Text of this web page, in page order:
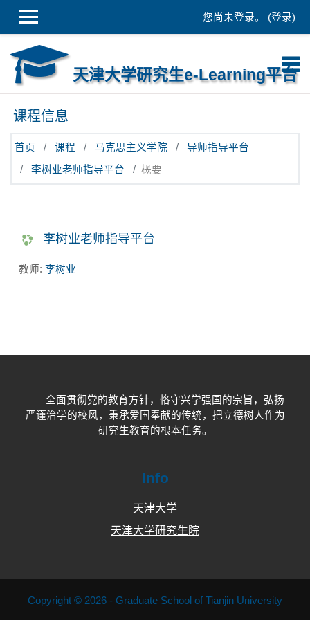
您尚未登录。 (登录)
天津大学研究生e-Learning平台
课程信息
首页 课程 马克思主义学院
导师指导平台
李树业老师指导平台
概要
李树业老师指导平台
教师: 李树业
全面贯彻党的教育方针，恪守兴学强国的宗旨，弘扬
严谨治学的校风，秉承爱国奉献的传统，把立德树人作为
研究生教育的根本任务。
Info
天津大学
天津大学研究生院
Copyright © 2026 - Graduate School of Tianjin University